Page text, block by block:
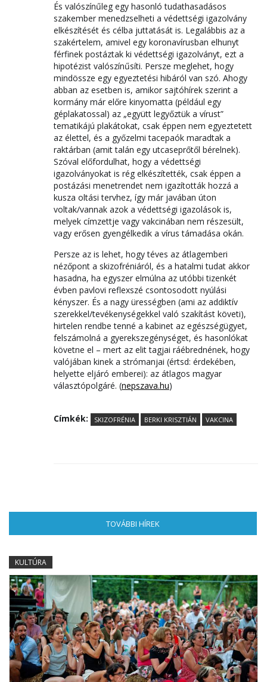
És valószínűleg egy hasonló tudathasadásos
szakember menedzselheti a védettségi igazolvány
elkészítését és célba juttatását is. Legalábbis az a
szakértelem, amivel egy koronavírusban elhunyt
férfinek postáztak ki védettségi igazolványt, ezt a
hipotézist valószínűsíti. Persze meglehet, hogy
mindössze egy egyeztetési hibáról van szó. Ahogy
abban az esetben is, amikor sajtóhírek szerint a
kormány már előre kinyomatta (például egy
géplakatossal) az „együtt legyőztük a vírust”
tematikájú plakátokat, csak éppen nem egyeztetett
az élettel, és a győzelmi tacepaók maradtak a
raktárban (amit talán egy utcaseprőtől bérelnek).
Szóval előfordulhat, hogy a védettségi
igazolványokat is rég elkészítették, csak éppen a
postázási menetrendet nem igazították hozzá a
kusza oltási tervhez, így már javában úton
voltak/vannak azok a védettségi igazolások is,
melyek címzettje vagy vakcinában nem részesült,
vagy erősen gyengélkedik a vírus támadása okán.
Persze az is lehet, hogy téves az átlagemberi
nézőpont a skizofréniáról, és a hatalmi tudat akkor
hasadna, ha egyszer elmúlna az utóbbi tizenkét
évben pavlovi reflexszé csontosodott nyúlási
kényszer. És a nagy ürességben (ami az addiktív
szerekkel/tevékenységekkel való szakítást követi),
hirtelen rendbe tenné a kabinet az egészségügyet,
felszámolná a gyerekszegénységet, és hasonlókat
követne el – mert az elit tagjai ráébrednének, hogy
valójában kinek a strómanjai (értsd: érdekében,
helyette eljáró emberei): az átlagos magyar
választópolgáré. (nepszava.hu)
Címkék: SKIZOFRÉNIA BERKI KRISZTIÁN VAKCINA
TOVÁBBI HÍREK
KULTÚRA